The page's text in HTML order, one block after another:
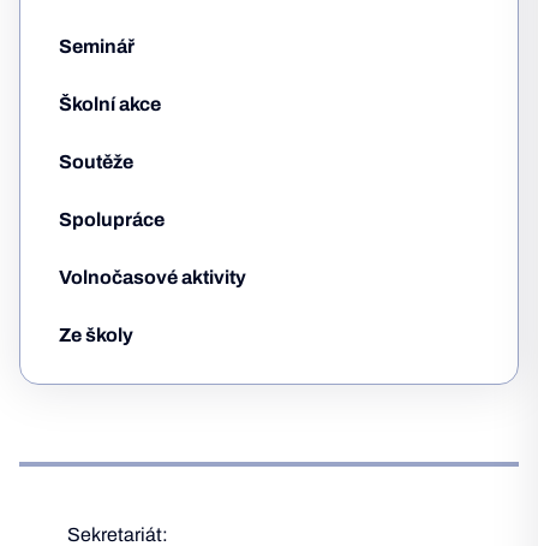
Seminář
Školní akce
Soutěže
Spolupráce
Volnočasové aktivity
Ze školy
Sekretariát: